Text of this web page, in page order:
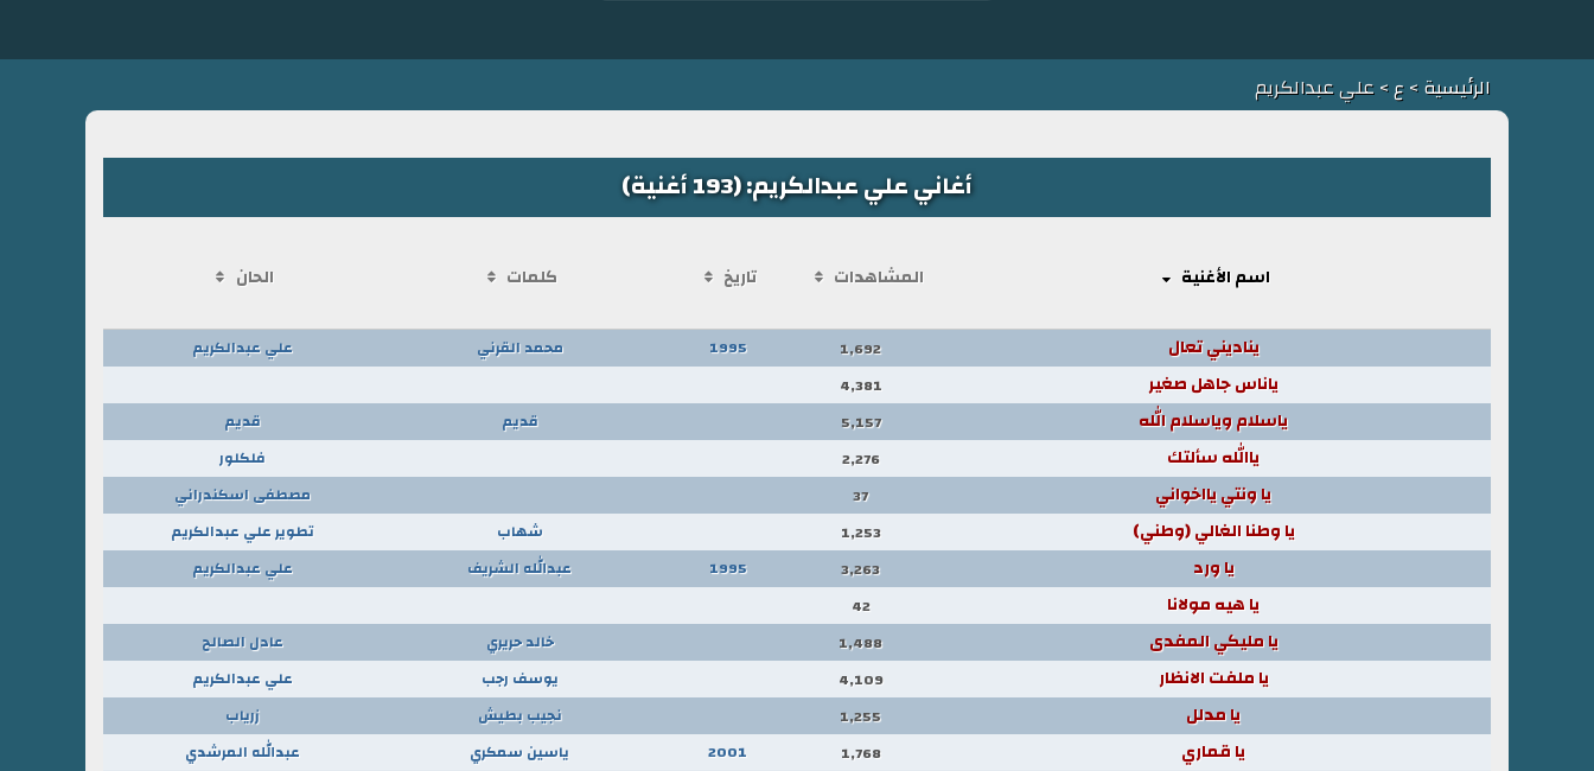
الرئيسية>ع> علي عبدالكريم
أغاني علي عبدالكريم: (193 أغنية)
اسم الأغنية المشاهدات تاريخ كلمات الحان
يناديني تعال 1,692
1995 محمد القرني علي عبدالكريم
ياناس جاهل صغير 4,381
ياسلام وياسلام الله 5,157 قديم قديم
ياالله سألتك 2,276 فلكلور
يا ونتي يااخواني 37 مصطفى اسكندراني
يا وطنا الغالي (وطني) 1,253 شهاب تطوير علي عبدالكريم
يا ورد 3,263
1995 عبدالله الشريف علي عبدالكريم
يا هيه مولانا 42
يا مليكي المفدى 1,488 خالد حريري عادل الصالح
يا ملفت الانظار 4,109 يوسف رجب علي عبدالكريم
يا مدلل 1,255 نجيب بطيش زرياب
يا قماري 1,768
2001 ياسين سمكري عبدالله المرشدي